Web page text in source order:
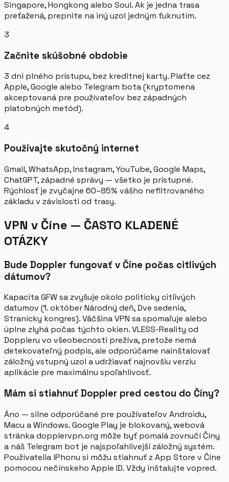
Singapore, Hongkong alebo Soul. Ak je jedna trasa
preťažená, prepnite na iný uzol jedným ťuknutím.
3
Začnite skúšobné obdobie
3 dni plného prístupu, bez kreditnej karty. Plaťte cez
Apple, Google alebo Telegram bota (kryptomena
akceptovaná pre používateľov bez západných
platobných metód).
4
Používajte skutočný internet
Gmail, WhatsApp, Instagram, YouTube, Google Maps,
ChatGPT, západné správy — všetko je prístupné.
Rýchlosť je zvyčajne 60–85% vášho nefiltrovaného
základu v závislosti od trasy.
VPN v Číne — ČASTO KLADENÉ
OTÁZKY
Bude Doppler fungovať v Číne počas citlivých
dátumov?
Kapacita GFW sa zvyšuje okolo politicky citlivých
datumov (1. október Národný deň, Dve sedenia,
Stranícky kongres). Väčšina VPN sa spomaľuje alebo
úplne zlyhá počas týchto okien. VLESS-Reality od
Doppleru vo všeobecnosti prežíva, pretože nemá
detekovateľný podpis, ale odporúčame nainštalovať
záložný vstupný uzol a udržiavať najnovšiu verziu
aplikácie pre maximálnu spoľahlivosť.
Mám si stiahnuť Doppler pred cestou do Číny?
Áno — silne odporúčané pre používateľov Androidu,
Macu a Windows. Google Play je blokovaný, webová
stránka dopplervpn.org môže byť pomalá zovnučí Číny
a náš Telegram bot je najspoľahlivejší záložný systém.
Používatelia iPhonu si môžu stiahnuť z App Store v Číne
pomocou nečínskeho Apple ID. Vždy inštalujte vopred.